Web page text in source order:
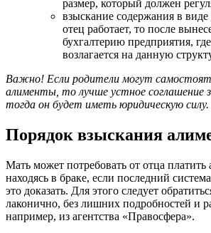
размер, который должен
взыскание содержания в
отец работает, то после
бухгалтерию предприятия,
возлагается на данную
Важно! Если родители могут
алименты, то лучше устное соглашение
тогда он будет иметь юридическую силу.
Порядок взыскания
Мать может потребовать от отца
находясь в браке, если последний
это доказать. Для этого следует
лаконично, без лишних подробностей и
например, из агентства «Правосфера».